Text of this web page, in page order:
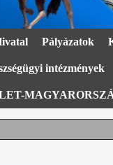
Pályázatok
intézmények